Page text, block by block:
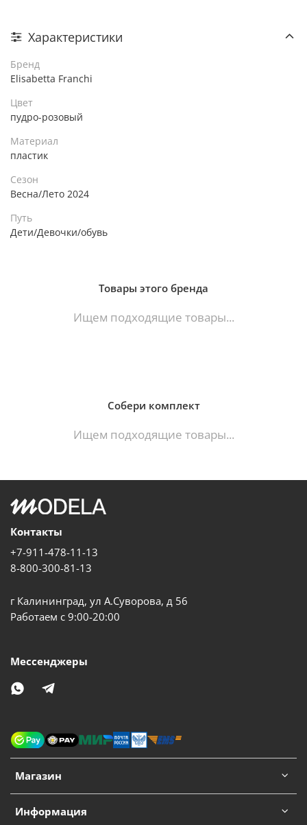
Характеристики
Бренд
Elisabetta Franchi
Цвет
пудро-розовый
Материал
пластик
Сезон
Весна/Лето 2024
Путь
Дети/Девочки/обувь
Товары этого бренда
Ищем подходящие товары...
Собери комплект
Ищем подходящие товары...
Магазин
Информация
Контакты
+7-911-478-11-13
8-800-300-81-13
г Калининград, ул А.Суворова, д 56
Работаем с 9:00-20:00
Мессенджеры